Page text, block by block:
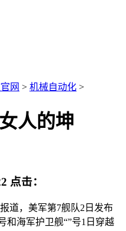
网 > 机械自动化 >
人的坤
点击：
，美军第7舰队2日发布
和海军护卫舰“”号1日穿越